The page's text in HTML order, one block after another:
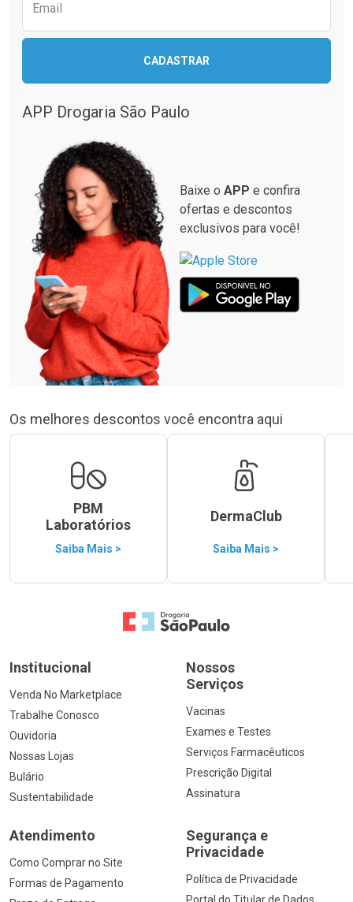
Comprar sem Desconto
Por R$ 29,99/cada
Por R$ 29,99/cada
Por R$ 29,99/cada
Email
CADASTRAR
APP Drogaria São Paulo
Baixe o APP e confira
ofertas e descontos
exclusivos para você!
Os melhores descontos você encontra aqui
PBM
Laboratórios
Saiba Mais >
DermaClub
Saiba Mais >
Ir para a Home
Institucional
Venda No Marketplace
Trabalhe Conosco
Ouvidoria
Nossas Lojas
Bulário
Sustentabilidade
Nossos
Serviços
Vacinas
Exames e Testes
Serviços Farmacêuticos
Prescrição Digital
Assinatura
Atendimento
Como Comprar no Site
Formas de Pagamento
Segurança e
Privacidade
Política de Privacidade